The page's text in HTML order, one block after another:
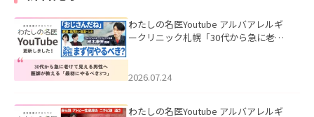
わたしの名医Youtube アルバアレルギ
ークリニック札幌「30代から急に老け
た。
2026.07.24
わたしの名医Youtube アルバアレルギ